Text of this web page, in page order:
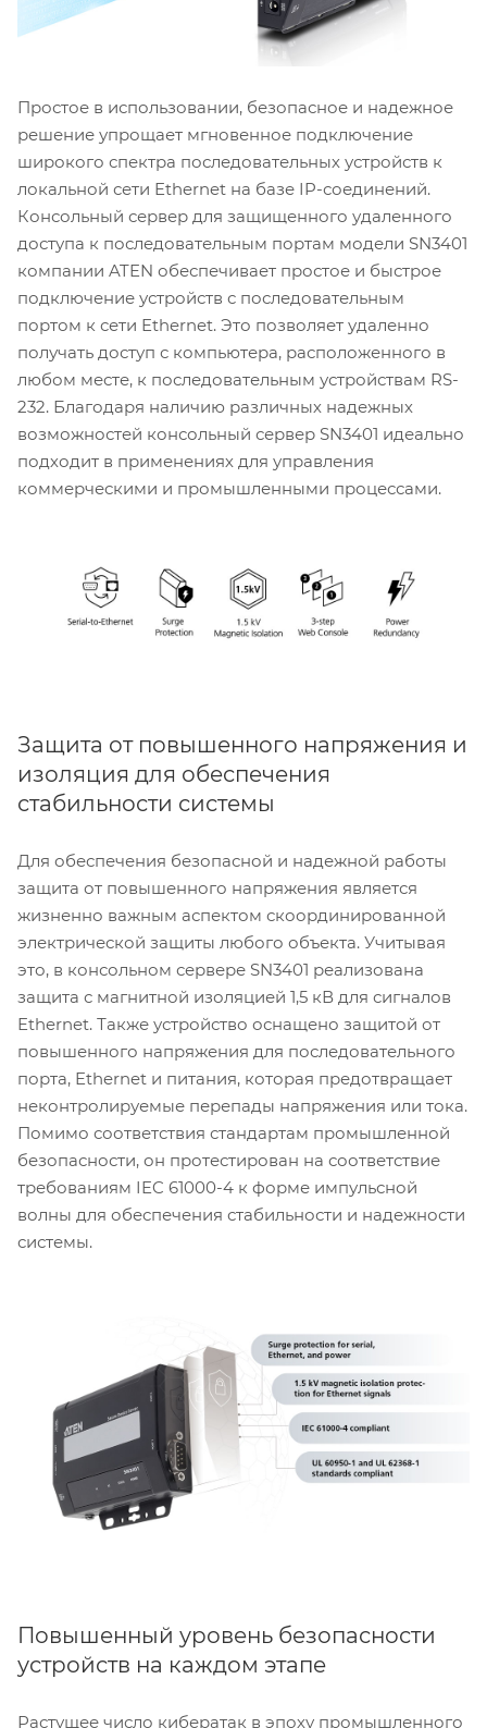
Простое в использовании, безопасное и надежное
решение упрощает мгновенное подключение
широкого спектра последовательных устройств к
локальной сети Ethernet на базе IP-соединений.
Консольный сервер для защищенного удаленного
доступа к последовательным портам модели SN3401
компании ATEN обеспечивает простое и быстрое
подключение устройств с последовательным
портом к сети Ethernet. Это позволяет удаленно
получать доступ с компьютера, расположенного в
любом месте, к последовательным устройствам RS-
232. Благодаря наличию различных надежных
возможностей консольный сервер SN3401 идеально
подходит в применениях для управления
коммерческими и промышленными процессами.
Защита от повышенного напряжения и
изоляция для обеспечения
стабильности системы
Для обеспечения безопасной и надежной работы
защита от повышенного напряжения является
жизненно важным аспектом скоординированной
электрической защиты любого объекта. Учитывая
это, в консольном сервере SN3401 реализована
защита с магнитной изоляцией 1,5 кВ для сигналов
Ethernet. Также устройство оснащено защитой от
повышенного напряжения для последовательного
порта, Ethernet и питания, которая предотвращает
неконтролируемые перепады напряжения или тока.
Помимо соответствия стандартам промышленной
безопасности, он протестирован на соответствие
требованиям IEC 61000-4 к форме импульсной
волны для обеспечения стабильности и надежности
системы.
Повышенный уровень безопасности
устройств на каждом этапе
Растущее число кибератак в эпоху промышленного